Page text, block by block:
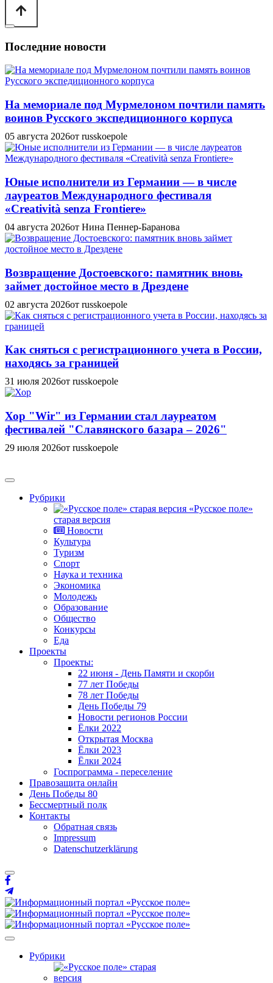
Последние новости
На мемориале под Мурмелоном почтили память
воинов Русского экспедиционного корпуса
05 августа 2026от russkoepole
Юные исполнители из Германии — в числе
лауреатов Международного фестиваля
«Creatività senza Frontiere»
04 августа 2026от Нина Пеннер-Баранова
Возвращение Достоевского: памятник вновь
займет достойное место в Дрездене
02 августа 2026от russkoepole
Как сняться с регистрационного учета в России,
находясь за границей
31 июля 2026от russkoepole
Хор "Wir" из Германии стал лауреатом
фестивалей "Славянского базара – 2026"
29 июля 2026от russkoepole
Рубрики
«Русское поле»
старая версия
Новости
Культура
Туризм
Спорт
Наука и техника
Экономика
Молодежь
Образование
Общество
Конкурсы
Еда
Проекты
Проекты:
22 июня - День Памяти и скорби
77 лет Победы
78 лет Победы
День Победы 79
Новости регионов России
Ёлки 2022
Открытая Москва
Ёлки 2023
Ёлки 2024
Госпрограмма - переселение
Правозащита онлайн
День Победы 80
Бессмертный полк
Контакты
Обратная связь
Impressum
Datenschutzerklärung
Рубрики